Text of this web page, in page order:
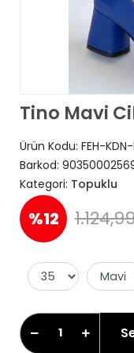
Tino Mavi
Ürün Kodu: FEH-
Barkod:
Kategori: Topuklu
%12